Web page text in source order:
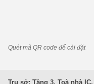
Quét mã QR code để cài đặt
Trụ sở: Tầng 3, Toà nhà